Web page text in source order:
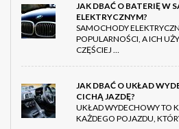
JAK DBAĆ O BATERIĘ W
ELEKTRYCZNYM?
SAMOCHODY
POPULARNOŚCI, A ICH
CZĘŚCIEJ …
JAK DBAĆ O UKŁAD
CICHĄ JAZDĘ?
UKŁAD WYDECHOWY TO
KAŻDEGO POJAZDU,